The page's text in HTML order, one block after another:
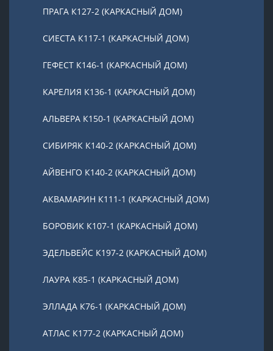
ПРАГА К127-2 (КАРКАСНЫЙ ДОМ)
СИЕСТА К117-1 (КАРКАСНЫЙ ДОМ)
ГЕФЕСТ К146-1 (КАРКАСНЫЙ ДОМ)
КАРЕЛИЯ К136-1 (КАРКАСНЫЙ ДОМ)
АЛЬВЕРА К150-1 (КАРКАСНЫЙ ДОМ)
СИБИРЯК К140-2 (КАРКАСНЫЙ ДОМ)
АЙВЕНГО К140-2 (КАРКАСНЫЙ ДОМ)
АКВАМАРИН К111-1 (КАРКАСНЫЙ ДОМ)
БОРОВИК К107-1 (КАРКАСНЫЙ ДОМ)
ЭДЕЛЬВЕЙС К197-2 (КАРКАСНЫЙ ДОМ)
ЛАУРА К85-1 (КАРКАСНЫЙ ДОМ)
ЭЛЛАДА К76-1 (КАРКАСНЫЙ ДОМ)
АТЛАС К177-2 (КАРКАСНЫЙ ДОМ)